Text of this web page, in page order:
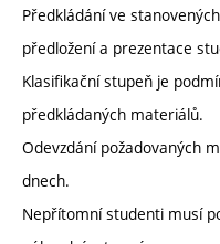
Předkládání ve
předložení a prezentace
Klasifikační stupeň je
předkládaných materiálů.
Odevzdání požadovaných
dnech.
Nepřítomní studenti musí